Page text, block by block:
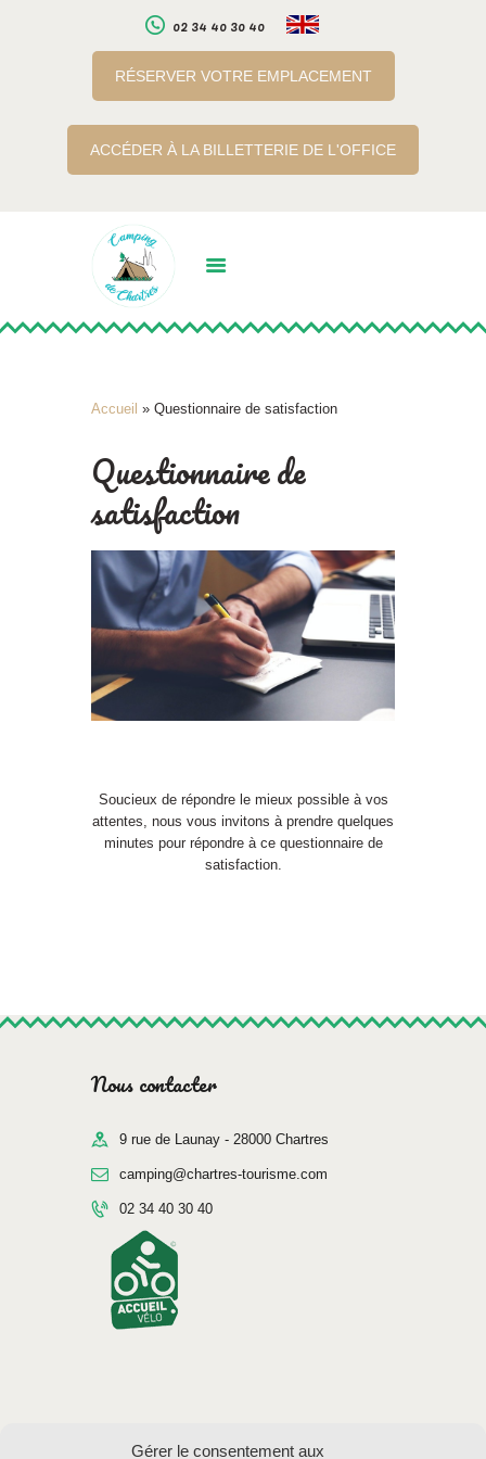
Gérer le consentement aux
02 34 40 30 40
RÉSERVER VOTRE EMPLACEMENT
ACCÉDER À LA BILLETTERIE DE L'OFFICE
LE CAMPING
SERVICES
INFOS PRATIQUES
RÉSERVATION EN
LIGNE
BILLETTERIE EN LIGNE
Accueil » Questionnaire de satisfaction
Questionnaire de
satisfaction
Soucieux de répondre le mieux possible à vos
attentes, nous vous invitons à prendre quelques
minutes pour répondre à ce questionnaire de
satisfaction.
Nous contacter
9 rue de Launay - 28000 Chartres
camping@chartres-tourisme.com
02 34 40 30 40